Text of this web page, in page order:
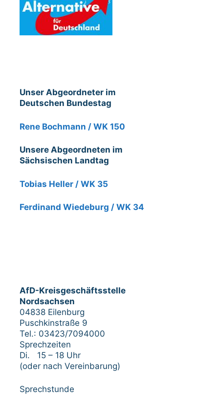
Unser Abgeordneter im
Deutschen Bundestag
Rene Bochmann / WK 150
Unsere Abgeordneten im
Sächsischen Landtag
Tobias Heller / WK 35
Ferdinand Wiedeburg / WK 34
AfD-Kreisgeschäftsstelle
Nordsachsen
04838 Eilenburg
Puschkinstraße 9
Tel.: 03423/7094000
Sprechzeiten
Di. 15 – 18 Uhr
(oder nach Vereinbarung)
Sprechstunde